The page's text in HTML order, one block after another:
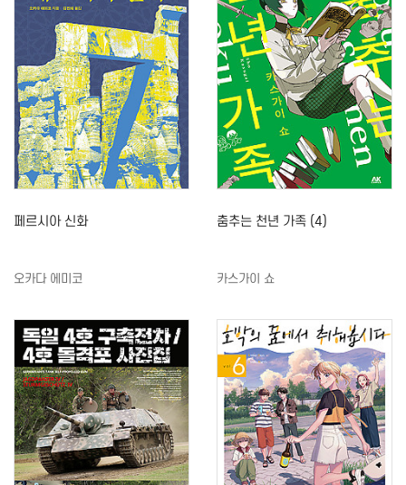
페르시아 신화
오카다 에미코
춤추는 천년 가족 (4)
카스가이 쇼